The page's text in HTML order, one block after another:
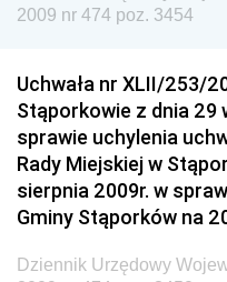
Dziennik Urzędowy
Technologii
Dziennik Urzędowy
Dziennik Urzędowy
Państwowych
Dziennik Urzędowy
2009 nr 474 poz. 3454
Uchwała nr XLII/253/
Stąporkowie z dnia 29
sprawie uchylenia
Rady Miejskiej w
sierpnia 2009r. w
Gminy Stąporków na
Dziennik Urzędowy